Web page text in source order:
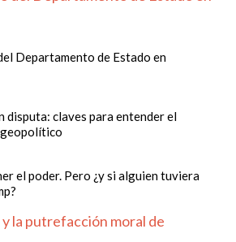
Departamento de Estado en
disputa: claves para entender el
el poder. Pero ¿y si alguien tuviera